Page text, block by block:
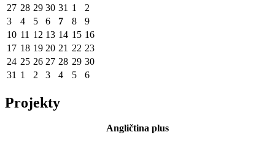
27 28 29 30 31 1
2
3
4 5 6 7 8
9
10 11 12 13 14 15 16
17 18 19 20 21 22 23
24 25 26 27 28 29 30
31 1 2 3 4 5 6
Projekty
Angličtina plus